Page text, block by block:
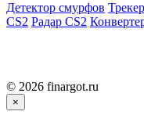
Детектор смурфов
CS2 Радар CS2
© 2026 finargot.ru
×